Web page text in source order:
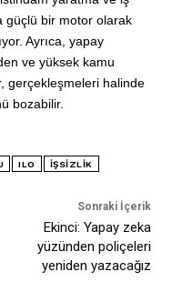
güçlü bir motor olarak
Ayrıca, yapay
ve yüksek kamu
gerçekleşmeleri halinde
bozabilir.
ILO IŞSIZLIK
Sonraki İçerik
Ekinci: Yapay zeka
yüzünden poliçeleri
yeniden yazacağız